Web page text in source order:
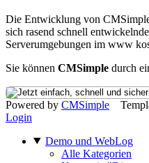
Die Entwicklung von
sich rasend schnell
Serverumgebungen im www
Sie können CMSimple durch
Powered by CMSimple
Login
Demo und WebLog
Alle Kategorien